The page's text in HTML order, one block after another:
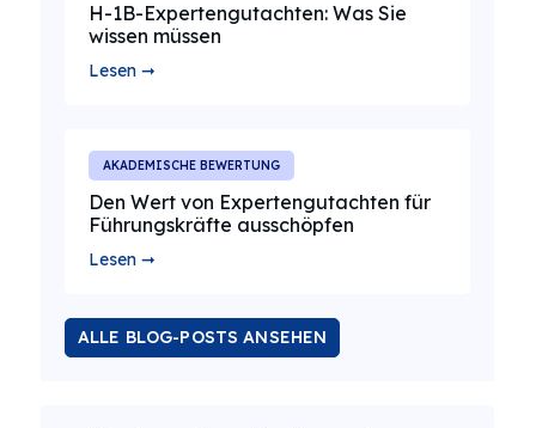
H-1B-Expertengutachten: Was Sie
wissen müssen
Lesen ➞
AKADEMISCHE BEWERTUNG
Den Wert von Expertengutachten für
Führungskräfte ausschöpfen
Lesen ➞
ALLE BLOG-POSTS ANSEHEN